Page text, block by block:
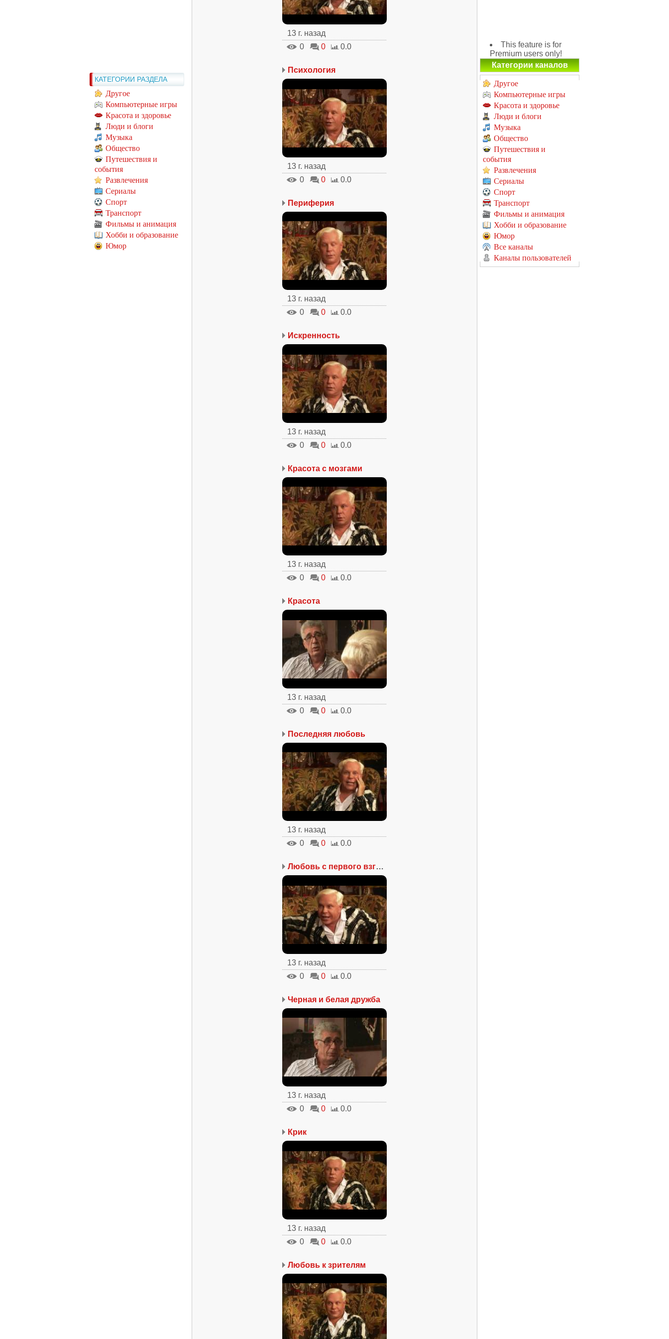
КАТЕГОРИИ РАЗДЕЛА
Другое
Компьютерные игры
Красота и здоровье
Люди и блоги
Музыка
Общество
Путешествия и
события
Развлечения
Сериалы
Спорт
Транспорт
Фильмы и анимация
Хобби и образование
Юмор
13 г. назад
0
0 0.0
Психология
13 г. назад
0
0 0.0
Периферия
13 г. назад
0
0 0.0
Искренность
13 г. назад
0
0 0.0
Красота с мозгами
13 г. назад
0
0 0.0
Красота
13 г. назад
0
0 0.0
Последняя любовь
13 г. назад
0
0 0.0
Любовь с первого взгляда
13 г. назад
0
0 0.0
Черная и белая дружба
13 г. назад
0
0 0.0
Крик
13 г. назад
0
0 0.0
Любовь к зрителям
This feature is for
Premium users only!
Категории каналов
Другое
Компьютерные игры
Красота и здоровье
Люди и блоги
Музыка
Общество
Путешествия и
события
Развлечения
Сериалы
Спорт
Транспорт
Фильмы и анимация
Хобби и образование
Юмор
Все каналы
Каналы пользователей